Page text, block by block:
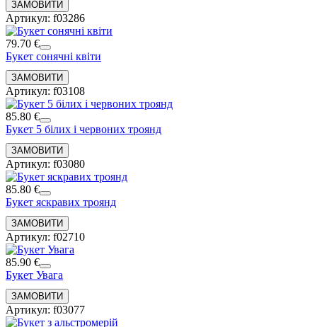
Артикул: f03286
79.70 €
Букет сонячні квіти
Артикул: f03108
85.80 €
Букет 5 білих і червоних троянд
Артикул: f03080
85.80 €
Букет яскравих троянд
Артикул: f02710
85.90 €
Букет Увага
Артикул: f03077